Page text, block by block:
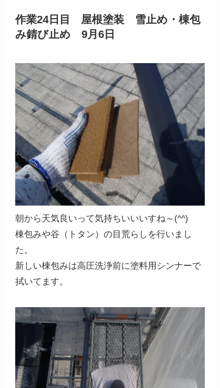
作業24日目 屋根塗装 雪止め・棟包
み錆び止め 9月6日
朝から天気良いって気持ちいいいすね～(^^)
棟包みや谷（トタン）の目荒らしを行いまし
た。
新しい棟包みは高圧洗浄前に塗料用シンナーで
拭いてます。